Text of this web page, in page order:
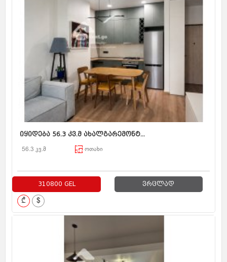
იყიდება 56.3 კვ.მ ახალგარემონტ...
56.3 კვ.მ ოთახი
310800 GEL ვრცლად
₾ $